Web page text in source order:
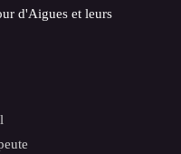
d'Aigues et leurs